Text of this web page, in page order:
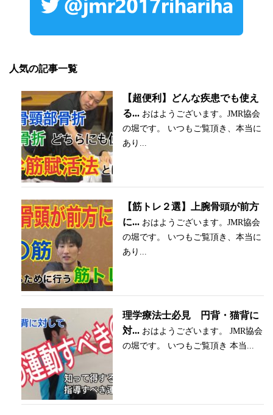
人気の記事一覧
【超便利】どんな疾患でも使え
る... おはようございます。JMR協会
の堀です。 いつもご覧頂き、本当に
あり...
【筋トレ２選】上腕骨頭が前方
に... おはようございます。JMR協会
の堀です。 いつもご覧頂き、本当に
あり...
理学療法士必見 円背・猫背に
対... おはようございます。 JMR協会
の堀です。 いつもご覧頂き 本当...